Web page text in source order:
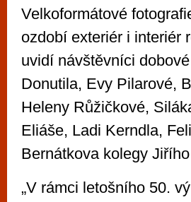
Velkoformátové
ozdobí exteriér i interiér
uvidí návštěvníci
Donutila, Evy Pilarové,
Heleny Růžičkové,
Eliáše, Ladi Kerndla,
Bernátkova kolegy
„V rámci letošního 50.